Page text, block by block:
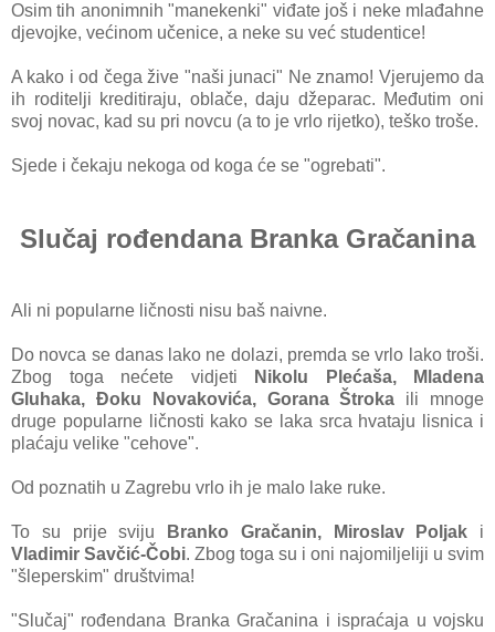
Osim tih anonimnih "manekenki" viđate još i neke mlađahne
djevojke, većinom učenice, a neke su već studentice!
A kako i od čega žive "naši junaci" Ne znamo! Vjerujemo da
ih roditelji kreditiraju, oblače, daju džeparac. Međutim oni
svoj novac, kad su pri novcu (a to je vrlo rijetko), teško troše.
Sjede i čekaju nekoga od koga će se "ogrebati".
Slučaj rođendana Branka Gračanina
Ali ni popularne ličnosti nisu baš naivne.
Do novca se danas lako ne dolazi, premda se vrlo lako troši.
Zbog toga nećete vidjeti
Nikolu Plećaša, Mladena
Gluhaka, Đoku Novakovića, Gorana Štroka ili mnoge
druge popularne ličnosti kako se laka srca hvataju lisnica i
plaćaju velike "cehove".
Od poznatih u Zagrebu vrlo ih je malo lake ruke.
To su prije sviju Branko Gračanin, Miroslav Poljak i
Vladimir Savčić-Čobi. Zbog toga su i oni najomiljeliji u svim
"šleperskim" društvima!
"Slučaj" rođendana Branka Gračanina i ispraćaja u vojsku